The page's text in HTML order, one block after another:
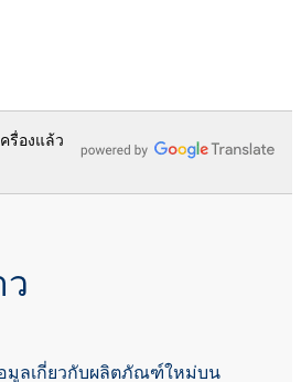
รื่องแล้ว
มูลเกี่ยวกับผลิตภัณฑ์ใหม่บน